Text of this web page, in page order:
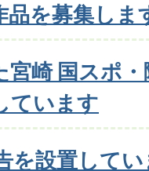
品を募集しま
宮崎 国スポ
ています
を設置して